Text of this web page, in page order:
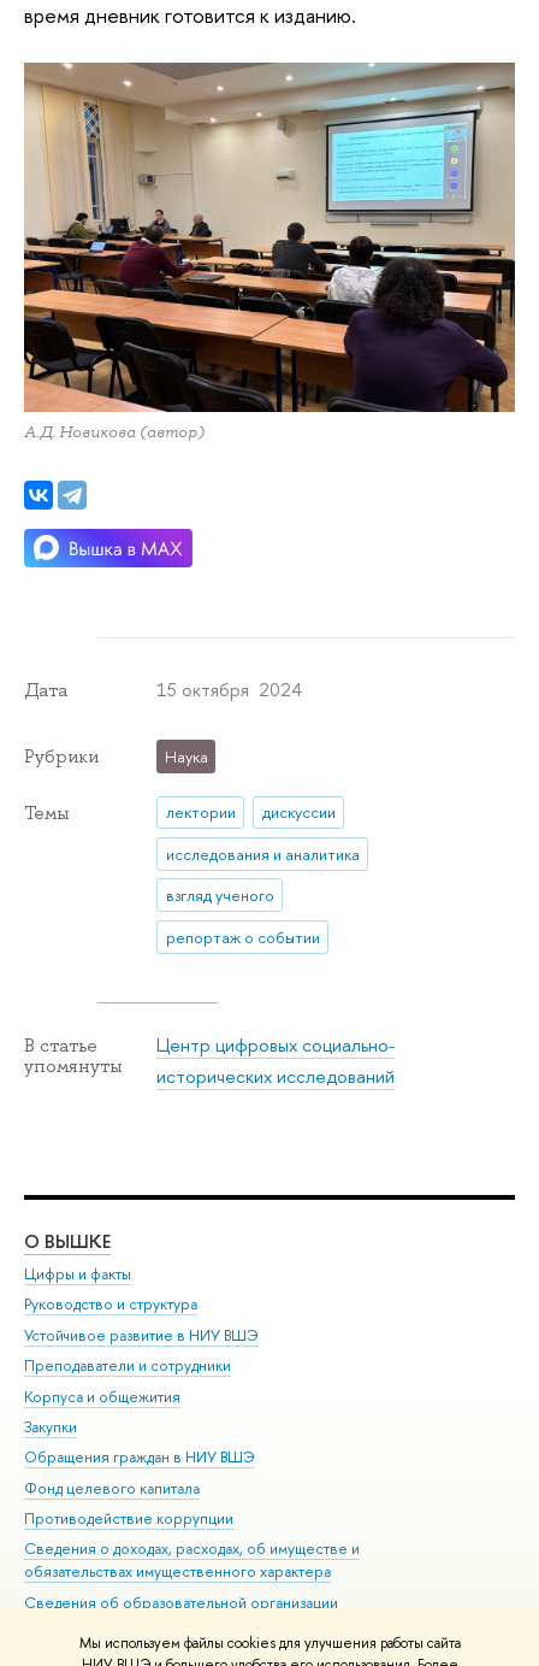
Мы используем файлы cookies для улучшения работы сайта
время дневник готовится к изданию.
А.Д. Новикова (автор)
Дата 15 октября 2024
Рубрики Наука
Темы лектории
дискуссии
исследования и аналитика
взгляд ученого
репортаж о событии
В статье
упомянуты
Центр цифровых социально-
исторических исследований
О ВЫШКЕ
Цифры и факты
Руководство и структура
Устойчивое развитие в НИУ ВШЭ
Преподаватели и сотрудники
Корпуса и общежития
Закупки
Обращения граждан в НИУ ВШЭ
Фонд целевого капитала
Противодействие коррупции
Сведения о доходах, расходах, об имуществе и
обязательствах имущественного характера
Сведения об образовательной организации
Людям с ограниченными возможностями здоровья